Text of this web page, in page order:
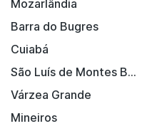
Mozarlândia
Barra do Bugres
Cuiabá
São Luís de Montes Belos
Várzea Grande
Mineiros